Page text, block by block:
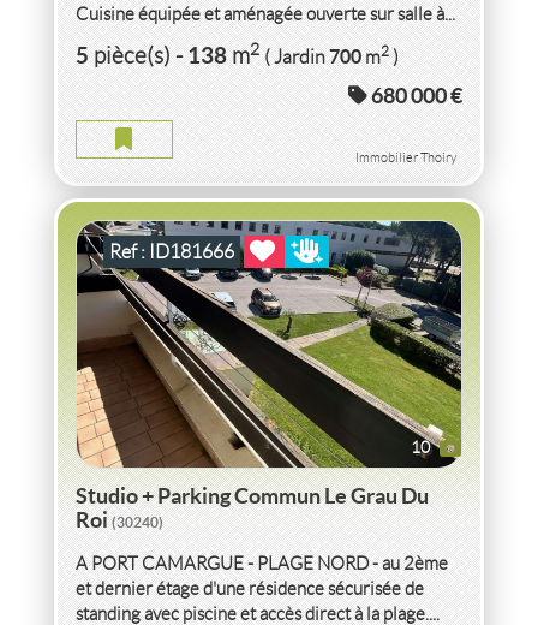
Cuisine équipée et aménagée ouverte sur salle à...
5pièce(s)-138m2 ( Jardin700m2)
680 000 €
Immobilier Thoiry
10
Ref : ID181666
VENTESTUDIO+ PARKING COMMUN RÉNOVÉ(E)
LE GRAU DU ROI(30240)
STUDIO + PARKING COMMUN LE GRAU DU ROI
1pièce(s)-21m2 ( Balcon2m2)
Studio + Parking Commun Le Grau Du
Roi(30240)
A PORT CAMARGUE - PLAGE NORD - au 2ème
et dernier étage d'une résidence sécurisée de
standing avec piscine et accès direct à la plage....